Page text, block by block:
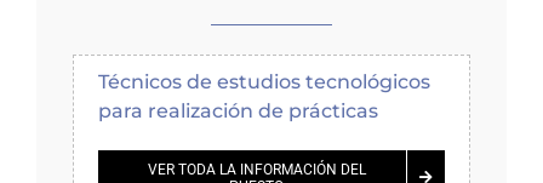
Técnicos de estudios tecnológicos
para realización de prácticas
VER TODA LA INFORMACIÓN DEL